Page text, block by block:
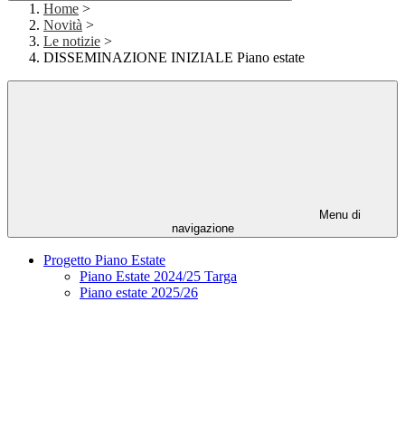
Home >
Novità >
Le notizie >
DISSEMINAZIONE INIZIALE Piano estate
Menu di
navigazione
Progetto Piano Estate
Piano Estate 2024/25 Targa
Piano estate 2025/26